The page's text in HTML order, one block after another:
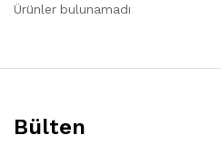
Ürünler bulunamadı
Bülten